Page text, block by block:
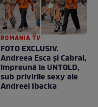
ROMANIA TV
FOTO EXCLUSIV.
Andreea Esca şi Cabral,
împreună la UNTOLD,
sub privirile sexy ale
Andreei Ibacka